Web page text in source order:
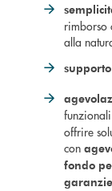
rimborso
alla
offrire
con
fondo